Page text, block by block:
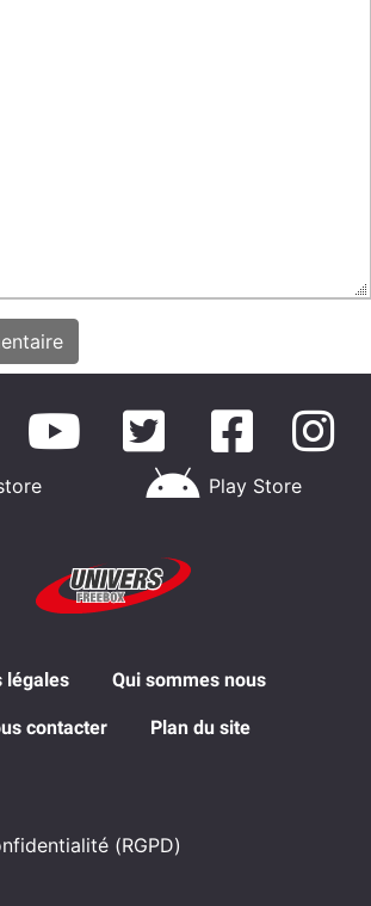
Play Store
légales Qui sommes nous
contacter Plan du site
(RGPD)